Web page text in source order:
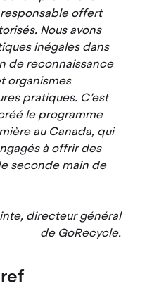
offert
Nous avons
inégales dans
de reconnaissance
organismes
pratiques. C’est
le programme
au Canada, qui
à offrir des
seconde main de
directeur général
de GoRecycle.